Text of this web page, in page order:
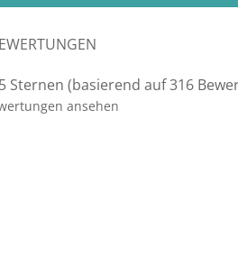
Sternen (basierend auf 316
ansehen